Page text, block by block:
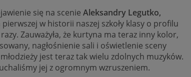
się na scenie Aleksandry Legutko,
w historii naszej szkoły klasy o profilu
Zauważyła, że kurtyna ma teraz inny kolor,
nagłośnienie sali i oświetlenie sceny
jest teraz tak wielu zdolnych muzyków.
jej z ogromnym wzruszeniem.